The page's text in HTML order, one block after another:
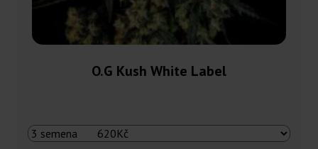
O.G Kush White Label